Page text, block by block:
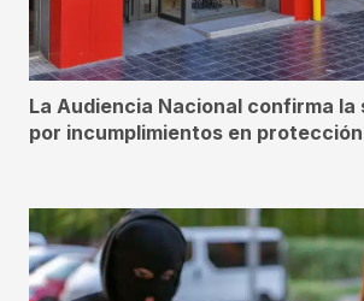
La Audiencia Nacional confirma la
por incumplimientos en